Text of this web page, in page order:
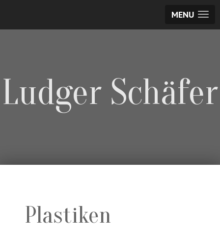
MENU
Ludger Schäfer
Plastiken